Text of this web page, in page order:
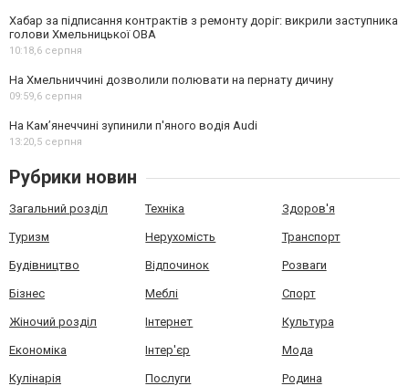
Хабар за підписання контрактів з ремонту доріг: викрили заступника
голови Хмельницької ОВА
10:18,6 серпня
На Хмельниччині дозволили полювати на пернату дичину
09:59,6 серпня
На Камʼянеччині зупинили п'яного водія Audi
13:20,5 серпня
Рубрики новин
Загальний розділ Техніка Здоров'я
Туризм Нерухомість Транспорт
Будівництво Відпочинок Розваги
Бізнес Меблі Спорт
Жіночий розділ Інтернет Культура
Економіка Інтер'єр Мода
Кулінарія Послуги Родина